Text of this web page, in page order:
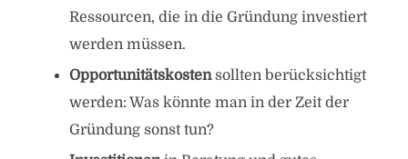
Ressourcen, die in die Gründung investiert
werden müssen.
Opportunitätskostensollten berücksichtigt
werden: Was könnte man in der Zeit der
Gründung sonst tun?